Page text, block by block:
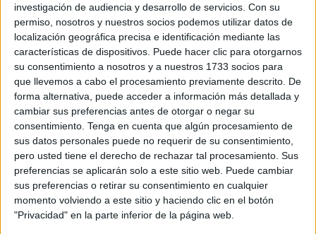
investigación de audiencia y desarrollo de servicios. Con su
permiso, nosotros y nuestros socios podemos utilizar datos de
localización geográfica precisa e identificación mediante las
características de dispositivos. Puede hacer clic para otorgarnos
su consentimiento a nosotros y a nuestros 1733 socios para
que llevemos a cabo el procesamiento previamente descrito. De
forma alternativa, puede acceder a información más detallada y
cambiar sus preferencias antes de otorgar o negar su
consentimiento. Tenga en cuenta que algún procesamiento de
sus datos personales puede no requerir de su consentimiento,
pero usted tiene el derecho de rechazar tal procesamiento. Sus
preferencias se aplicarán solo a este sitio web. Puede cambiar
sus preferencias o retirar su consentimiento en cualquier
momento volviendo a este sitio y haciendo clic en el botón
"Privacidad" en la parte inferior de la página web.
Esta conferencia, cuyo acceso será libre hasta completar
aforo, tiene como objetivo sensibilizar a los ceutíes sobre
la importancia de los cuidados paliativos y analizar su
situación en nuestra ciudad de Ceuta.
Los cuidados paliativos son un enfoque integral de
atención destinado a mejorar lacalidad de vidade los
pacientes con enfermedades graves o terminales y de sus
familias. Estos cuidados no solo se centran en el alivio del
dolor y otros síntomas, sino también en ofrecer apoyo
emocional,psicológicoy espiritual, garantizando una
atención respetuosa y digna en los momentos finales de la
vida.